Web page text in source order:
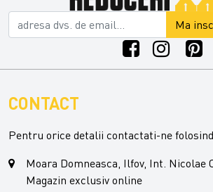
Ma
CONTACT
Pentru orice detalii contactati-ne
Moara Domneasca, Ilfov, Int. Nicolae
Magazin exclusiv online